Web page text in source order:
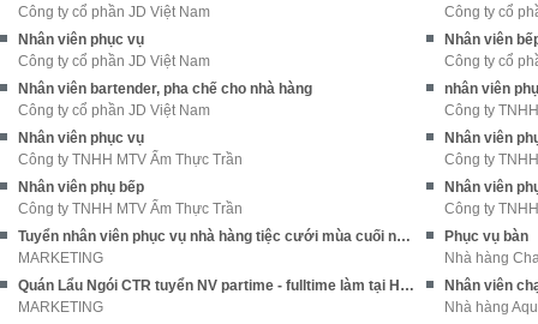
Công ty cổ phần JD Việt Nam
Công ty cổ
Nhân viên phục vụ
Công ty cổ phần JD Việt Nam
Nhân viên
Công ty cổ
Nhân viên bartender, pha chế cho nhà hàng
Công ty cổ phần JD Việt Nam
nhân viên
Công ty
Nhân viên phục vụ
Công ty TNHH MTV Ẩm Thực Trần
Nhân viên
Công ty
Nhân viên phụ bếp
Công ty TNHH MTV Ẩm Thực Trần
Nhân viên
Công ty
Tuyển nhân viên phục vụ nhà hàng tiệc cưới mùa cuối năm
MARKETING
Phục vụ bàn
Nhà hàng
Quán Lẩu Ngói CTR tuyển NV partime - fulltime làm tại Hà Nội
MARKETING
Nhân viên
Nhà hàng